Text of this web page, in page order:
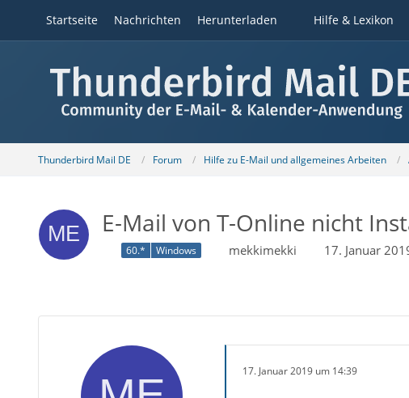
Startseite Nachrichten Herunterladen Hilfe & Lexikon
Thunderbird Mail DE Forum Hilfe zu E-Mail und allgemeines Arbeiten
E-Mail von T-Online nicht
60.* Windows mekkimekki 17. Januar
17. Januar 2019 um 14:39